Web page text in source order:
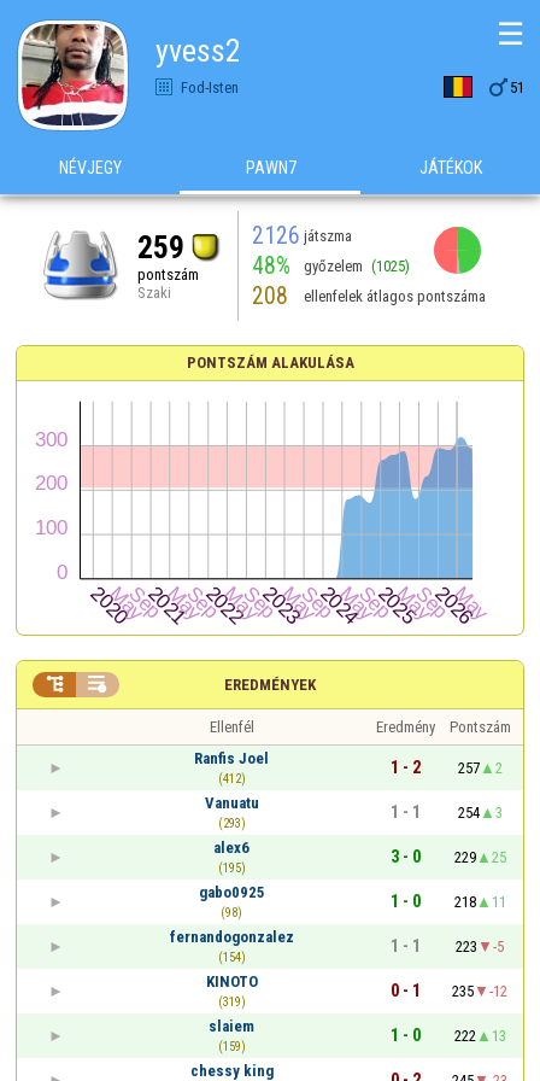
yvess2
Fod-Isten  51
☰
NÉVJEGY PAWN7 JÁTÉKOK
259
pontszám
Szaki
2126 játszma
48% győzelem (1025)
208 ellenfelek átlagos pontszáma
PONTSZÁM ALAKULÁSA
EREDMÉNYEK
 
Ellenfél Eredmény
Pontszám
Ranfis Joel
(412)
1 - 2 257
2
Vanuatu
(293)
1 - 1 254
3
alex6
(195)
3 - 0 229
25
gabo0925
(98)
1 - 0 218
11
fernandogonzalez
(154)
1 - 1 223
-5
KINOTO
(319)
0 - 1 235
-12
slaiem
(159)
1 - 0 222
13
chessy king